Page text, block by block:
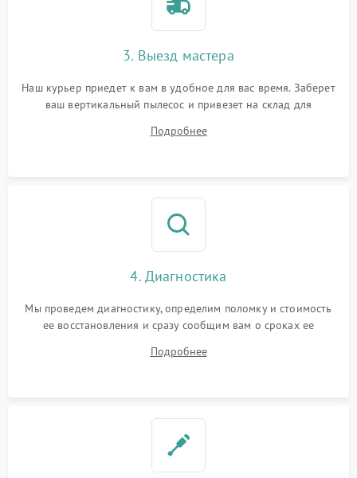
3. Выезд мастера
Наш курьер приедет к вам в удобное для вас время. Заберет
ваш вертикальный пылесос и привезет на склад для
Подробнее
4. Диагностика
Мы проведем диагностику, определим поломку и стоимость
ее восстановления и сразу сообщим вам о сроках ее
Подробнее